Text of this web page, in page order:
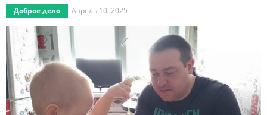
Доброе дело Апрель 10, 2025